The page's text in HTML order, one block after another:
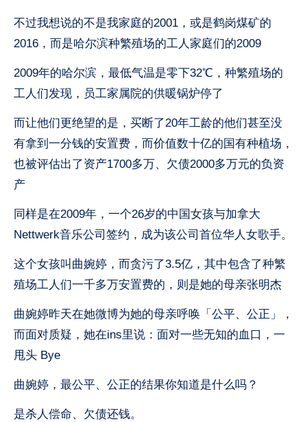
不过我想说的不是我家庭的2001，或是鹤岗煤矿的
2016，而是哈尔滨种繁殖场的工人家庭们的2009
2009年的哈尔滨，最低气温是零下32℃，种繁殖场的
工人们发现，员工家属院的供暖锅炉停了
而让他们更绝望的是，买断了20年工龄的他们甚至没
有拿到一分钱的安置费，而价值数十亿的国有种植场，
也被评估出了资产1700多万、欠债2000多万元的负资
产
同样是在2009年，一个26岁的中国女孩与加拿大
Nettwerk音乐公司签约，成为该公司首位华人女歌手。
这个女孩叫曲婉婷，而贪污了3.5亿，其中包含了种繁
殖场工人们一千多万安置费的，则是她的母亲张明杰
曲婉婷昨天在她微博为她的母亲呼唤「公平、公正」，
而面对质疑，她在ins里说：面对一些无知的血口，一
甩头 Bye
曲婉婷，最公平、公正的结果你知道是什么吗？
是杀人偿命、欠债还钱。